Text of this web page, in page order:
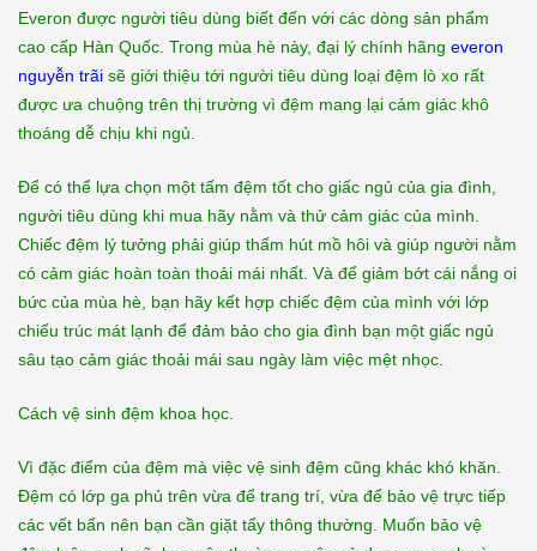
Everon được người tiêu dùng biết đến với các dòng sản phẩm
cao cấp Hàn Quốc. Trong mùa hè này, đại lý chính hãng everon
nguyễn trãi sẽ giới thiệu tới người tiêu dùng loại đệm lò xo rất
được ưa chuộng trên thị trường vì đệm mang lại cảm giác khô
thoáng dễ chịu khi ngủ.
Để có thể lựa chọn một tấm đệm tốt cho giấc ngủ của gia đình,
người tiêu dùng khi mua hãy nằm và thử cảm giác của mình.
Chiếc đệm lý tưởng phải giúp thấm hút mồ hôi và giúp người nằm
có cảm giác hoàn toàn thoải mái nhất. Và để giảm bớt cái nắng oi
bức của mùa hè, bạn hãy kết hợp chiếc đệm của mình với lớp
chiếu trúc mát lạnh để đảm bảo cho gia đình bạn một giấc ngủ
sâu tạo cảm giác thoải mái sau ngày làm việc mệt nhọc.
Cách vệ sinh đệm khoa học.
Vì đặc điểm của đệm mà việc vệ sinh đệm cũng khác khó khăn.
Đệm có lớp ga phủ trên vừa để trang trí, vừa để bảo vệ trực tiếp
các vết bẩn nên bạn cần giặt tẩy thông thường. Muốn bảo vệ